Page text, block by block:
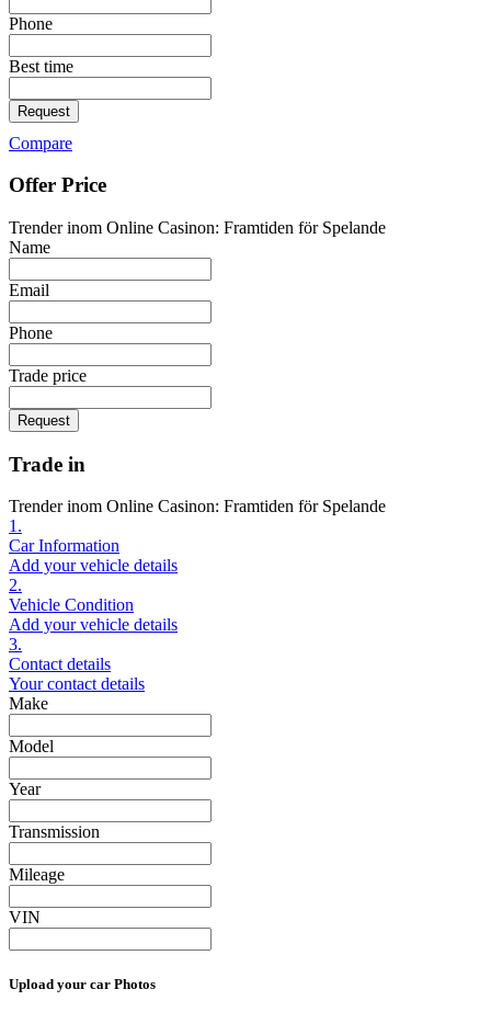
Phone
Best time
Request
Compare
Offer Price
Trender inom Online Casinon: Framtiden för Spelande
Name
Email
Phone
Trade price
Request
Trade in
Trender inom Online Casinon: Framtiden för Spelande
1.
Car Information
Add your vehicle details
2.
Vehicle Condition
Add your vehicle details
3.
Contact details
Your contact details
Make
Model
Year
Transmission
Mileage
VIN
Upload your car Photos